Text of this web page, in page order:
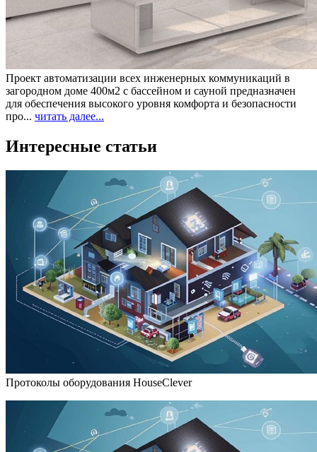
Проект автоматизации всех инженерных коммуникаций в
загородном доме 400м2 с бассейном и сауной предназначен
для обеспечения высокого уровня комфорта и безопасности
про... читать далее...
Интересные статьи
Протоколы оборудования HouseClever